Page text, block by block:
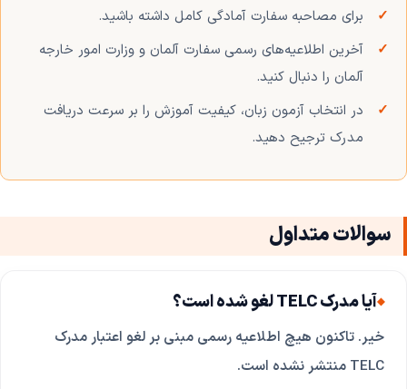
برای مصاحبه سفارت آمادگی کامل داشته باشید.
آخرین اطلاعیه‌های رسمی سفارت آلمان و وزارت امور خارجه
آلمان را دنبال کنید.
در انتخاب آزمون زبان، کیفیت آموزش را بر سرعت دریافت
مدرک ترجیح دهید.
سوالات متداول
آیا مدرک TELC لغو شده است؟
خیر. تاکنون هیچ اطلاعیه رسمی مبنی بر لغو اعتبار مدرک
TELC منتشر نشده است.